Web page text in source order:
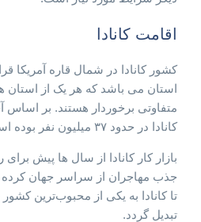
اقامت کانادا
استان می باشد که هر یک از استان
متفاوتی برخوردار هستند. بر
کانادا در حدود ۳۷ میلیون نفر بوده است.
بازار کار کانادا از سال ها پیش برای
جذب مهاجران از سراسر جهان
تا کانادا به یکی از محبوب‌ترین
تبدیل گردد.